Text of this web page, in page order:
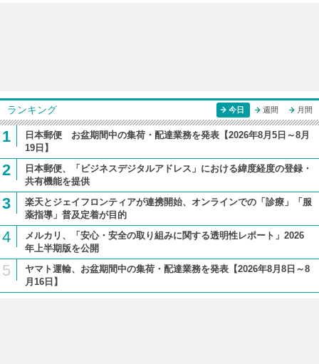
ランキング 今日 週間 月間
1
日本郵便 お盆期間中の集荷・配達業務を発表【2026年8月5日～8月
19日】
2
日本郵便、「ビジネスデジタルアドレス」における緯度経度の登録・
共有機能を提供
3
楽天とジェイフロンティアが連携開始、オンラインでの「診療」「服
薬指導」普及定着が目的
4
メルカリ、「安心・安全の取り組みに関する透明性レポート」2026
年上半期版を公開
5
ヤマト運輸、お盆期間中の集荷・配達業務を発表【2026年8月8日～8
月16日】